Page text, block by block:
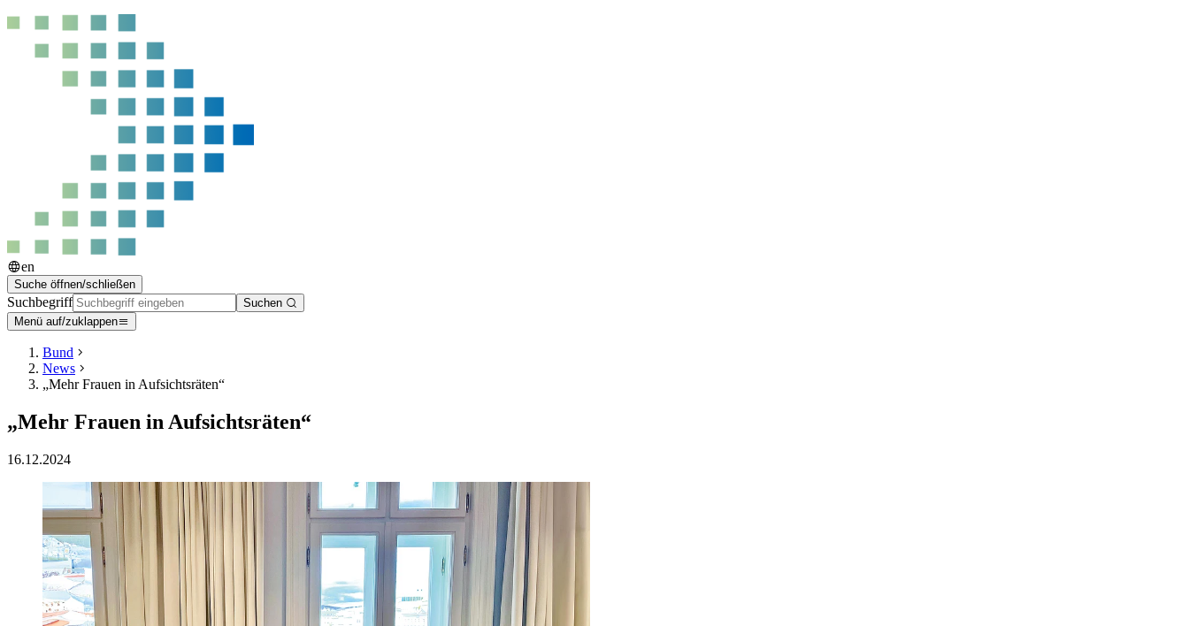
en
Suche öffnen/schließen
Suchbegriff
Suchen
Menü auf/zuklappen
Bund
News
„Mehr Frauen in Aufsichtsräten“
„Mehr Frauen in Aufsichtsräten“
16.12.2024